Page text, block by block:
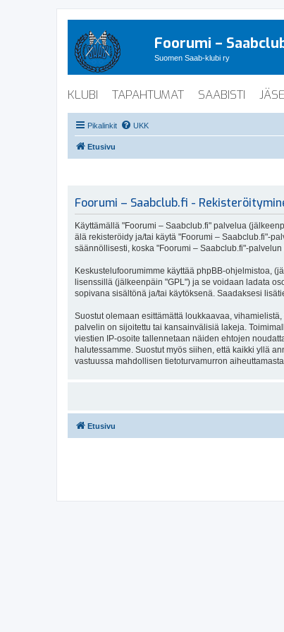
Foorumi –
Suomen Saab-klubi ry
KLUBI TAPAHTUMAT SAABISTI
Pikalinkit UKK
Etusivu
Foorumi – Saabclub.fi -
Käyttämällä "Foorumi – Saabclub.fi" palvelua
älä rekisteröidy ja/tai käytä "Foorumi – Saabclub.fi"-
säännöllisesti, koska "Foorumi – Saabclub.fi"-
Keskustelufoorumimme käyttää phpBB-ohjelmistoa,
lisenssillä (jälkeenpäin "GPL") ja se voidaan ladata
sopivana sisältönä ja/tai käytöksenä. Saadaksesi
Suostut olemaan esittämättä loukkaavaa,
palvelin on sijoitettu tai kansainvälisiä lakeja.
viestien IP-osoite tallennetaan näiden ehtojen
halutessamme. Suostut myös siihen, että kaikki yllä
vastuussa mahdollisen tietoturvamurron
Etusivu